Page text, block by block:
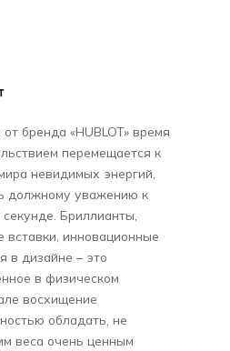
бренда «HUBLOT» время
перемещается к
невидимых энергий,
должному уважению к
Бриллианты,
вставки, инновационные
в дизайне – это
в физическом
восхищение
обладать, не
веса очень ценным